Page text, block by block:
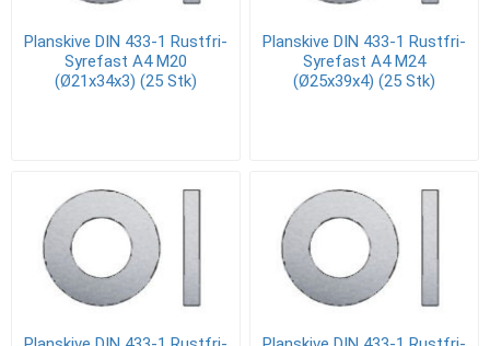
Planskive DIN 433-1 Rustfri-
Syrefast A4 M20
(Ø21x34x3) (25 Stk)
Planskive DIN 433-1 Rustfri-
Syrefast A4 M24
(Ø25x39x4) (25 Stk)